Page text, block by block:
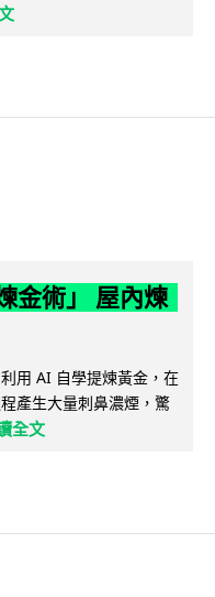
金術」 屋內煉
用 AI 自學提煉黃金，在
產生大量刺鼻濃煙，驚
全文